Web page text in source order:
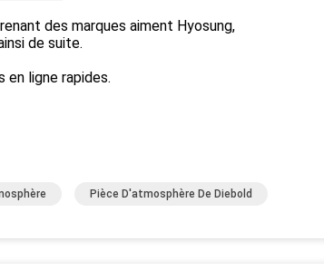
des marques aiment Hyosung,
de suite.
ligne rapides.
Pièce D'atmosphère De Diebold